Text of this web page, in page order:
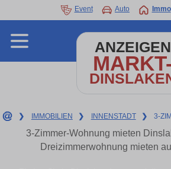
Event Auto Immo
ANZEIGEN
❯ IMMOBILIEN ❯ INNENSTADT ❯ 3-
3-Zimmer-Wohnung mieten
Dreizimmerwohnung mieten